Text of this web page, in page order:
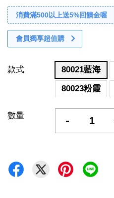
消費滿500以上送5%回饋金喔
會員獨享超值購
款式 80021藍海
80023粉霞
數量 -